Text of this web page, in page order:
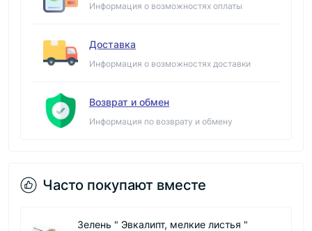
Информация о возможностях оплаты
Доставка
Информация о возможностях доставки
Возврат и обмен
Информация по возврату и обмену
Часто покупают вместе
Зелень " Вереск " , голубой